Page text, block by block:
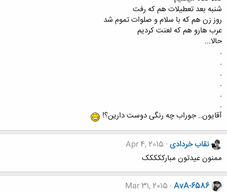
شنبه بعد تعطیلات هم که رفت
روز زن هم که با سلام و صلوات تموم شد
عرب هارو هم که لعنت کردیم
حالا...
.
.
.
.
.
.
آقایون.. جوراب چه رنگی دوست دارین؟!
نقاب خردادی Apr 4, 2015
ممنون عیدتون مبارککککک
AvA-6586
Mar 31, 2015